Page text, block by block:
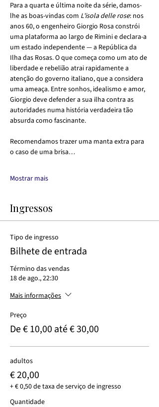
Para a quarta e última noite da série, damos-
lhe as boas-vindas com L'isola delle rose: nos
anos 60, o engenheiro Giorgio Rosa constrói
uma plataforma ao largo de Rimini e declara-a
um estado independente — a República da
Ilha das Rosas. O que começa como um ato de
liberdade e rebelião atrai rapidamente a
atenção do governo italiano, que a considera
uma ameaça. Entre sonhos, idealismo e amor,
Giorgio deve defender a sua ilha contra as
autoridades numa história verdadeira tão
absurda como fascinante.
Recomendamos trazer uma manta extra para
o caso de uma brisa…
Mostrar mais
Ingressos
Tipo de ingresso
Bilhete de entrada
Término das vendas
18 de ago., 22:30
Mais informações
Preço
De € 10,00 até € 30,00
adultos
€ 20,00
+ € 0,50 de taxa de serviço de ingresso
Quantidade